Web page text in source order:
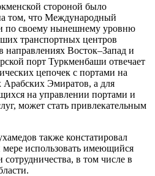
стороной было
том, что Международный
по своему нынешнему уровню
транспортных центров
направлениях Восток–Запад и
порт Туркменбаши отвечает
цепочек с портами на
Эмиратов, а для
на управлении портами и
может стать привлекательным
также констатировал
мере использовать имеющийся
в том числе в